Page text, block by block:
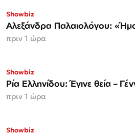
Showbiz
Αλεξάνδρα Παλαιολόγου:
πριν 1 ώρα
Showbiz
Ρία Ελληνίδου: Έγινε θεία –
πριν 1 ώρα
Showbiz